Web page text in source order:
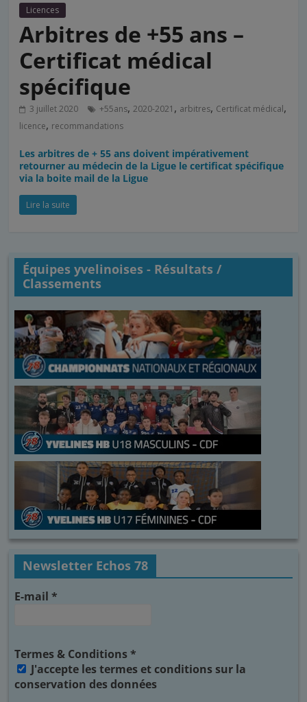
Licences
Arbitres de +55 ans –
Certificat médical
spécifique
3 juillet 2020 +55ans,2020-2021 , arbitres, Certificat médical,
licence, recommandations
Les arbitres de + 55 ans doivent impérativement
retourner au médecin de la Ligue le certificat spécifique
via la boite mail de la Ligue
Lire la suite
Équipes yvelinoises - Résultats /
Classements
Newsletter Echos 78
E-mail*
Termes & Conditions*
J'accepte les termes et conditions sur la
conservation des données